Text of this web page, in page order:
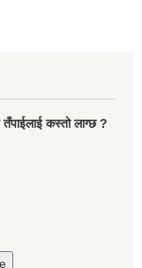
तँपाईलाई कस्तो लाग्छ ?